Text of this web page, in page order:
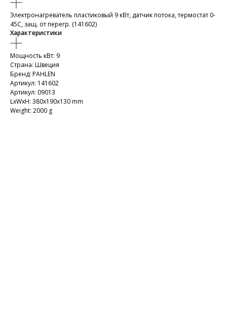
Электронагреватель пластиковый 9 кВт, датчик потока, термостат 0-
45С, защ. от перегр. (141602)
Характеристики
Мощность кВт: 9
Страна: Швеция
Бренд: PAHLEN
Артикул: 141602
Артикул: 09013
LxWxH: 380x190x130 mm
Weight: 2000 g